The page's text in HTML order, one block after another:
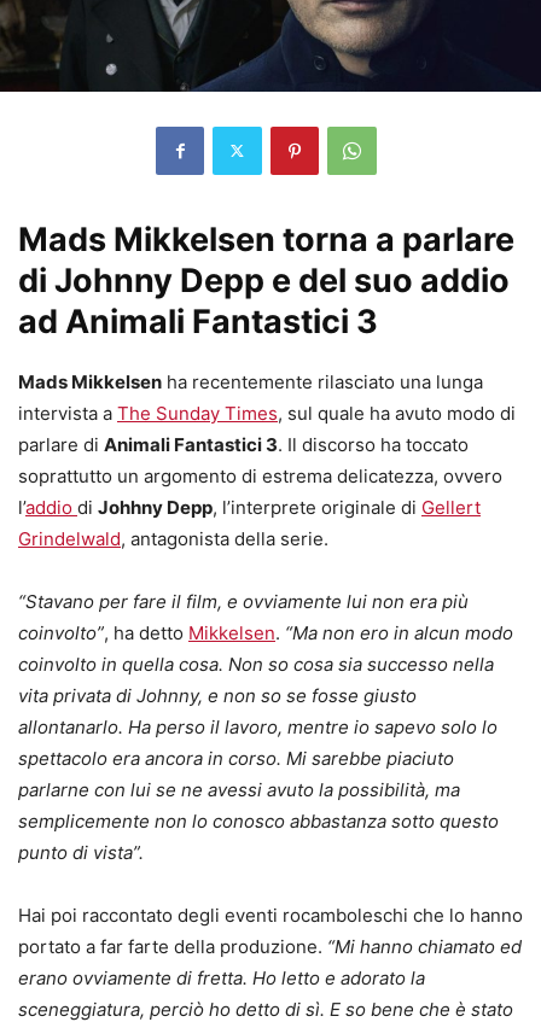
Mads Mikkelsen torna a parlare
di Johnny Depp e del suo addio
ad Animali Fantastici 3
Mads Mikkelsen ha recentemente rilasciato una lunga
intervista a The Sunday Times, sul quale ha avuto modo di
parlare di Animali Fantastici 3. Il discorso ha toccato
soprattutto un argomento di estrema delicatezza, ovvero
l’addio di Johhny Depp, l’interprete originale di Gellert
Grindelwald, antagonista della serie.
“Stavano per fare il film, e ovviamente lui non era più
coinvolto”, ha detto Mikkelsen. “Ma non ero in alcun modo
coinvolto in quella cosa. Non so cosa sia successo nella
vita privata di Johnny, e non so se fosse giusto
allontanarlo. Ha perso il lavoro, mentre io sapevo solo lo
spettacolo era ancora in corso. Mi sarebbe piaciuto
parlarne con lui se ne avessi avuto la possibilità, ma
semplicemente non lo conosco abbastanza sotto questo
punto di vista”.
Hai poi raccontato degli eventi rocamboleschi che lo hanno
portato a far farte della produzione. “Mi hanno chiamato ed
erano ovviamente di fretta. Ho letto e adorato la
sceneggiatura, perciò ho detto di sì. E so bene che è stato